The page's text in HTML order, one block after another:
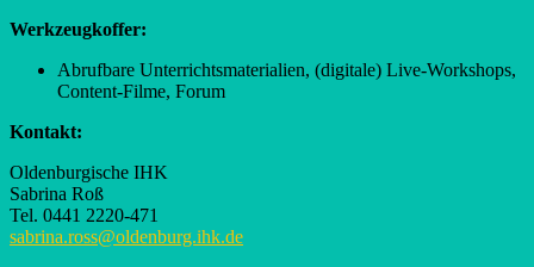
Werkzeugkoffer:
Abrufbare Unterrichtsmaterialien, (digitale) Live-Workshops,
Content-Filme, Forum
Kontakt:
Oldenburgische IHK
Sabrina Roß
Tel. 0441 2220-471
sabrina.ross@oldenburg.ihk.de